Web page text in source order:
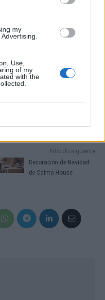
my
Use,
of my
with the
Artículo siguiente
Decoración de Navidad
de Calma House